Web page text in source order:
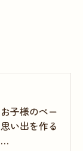
子様のペー
い出を作る
…